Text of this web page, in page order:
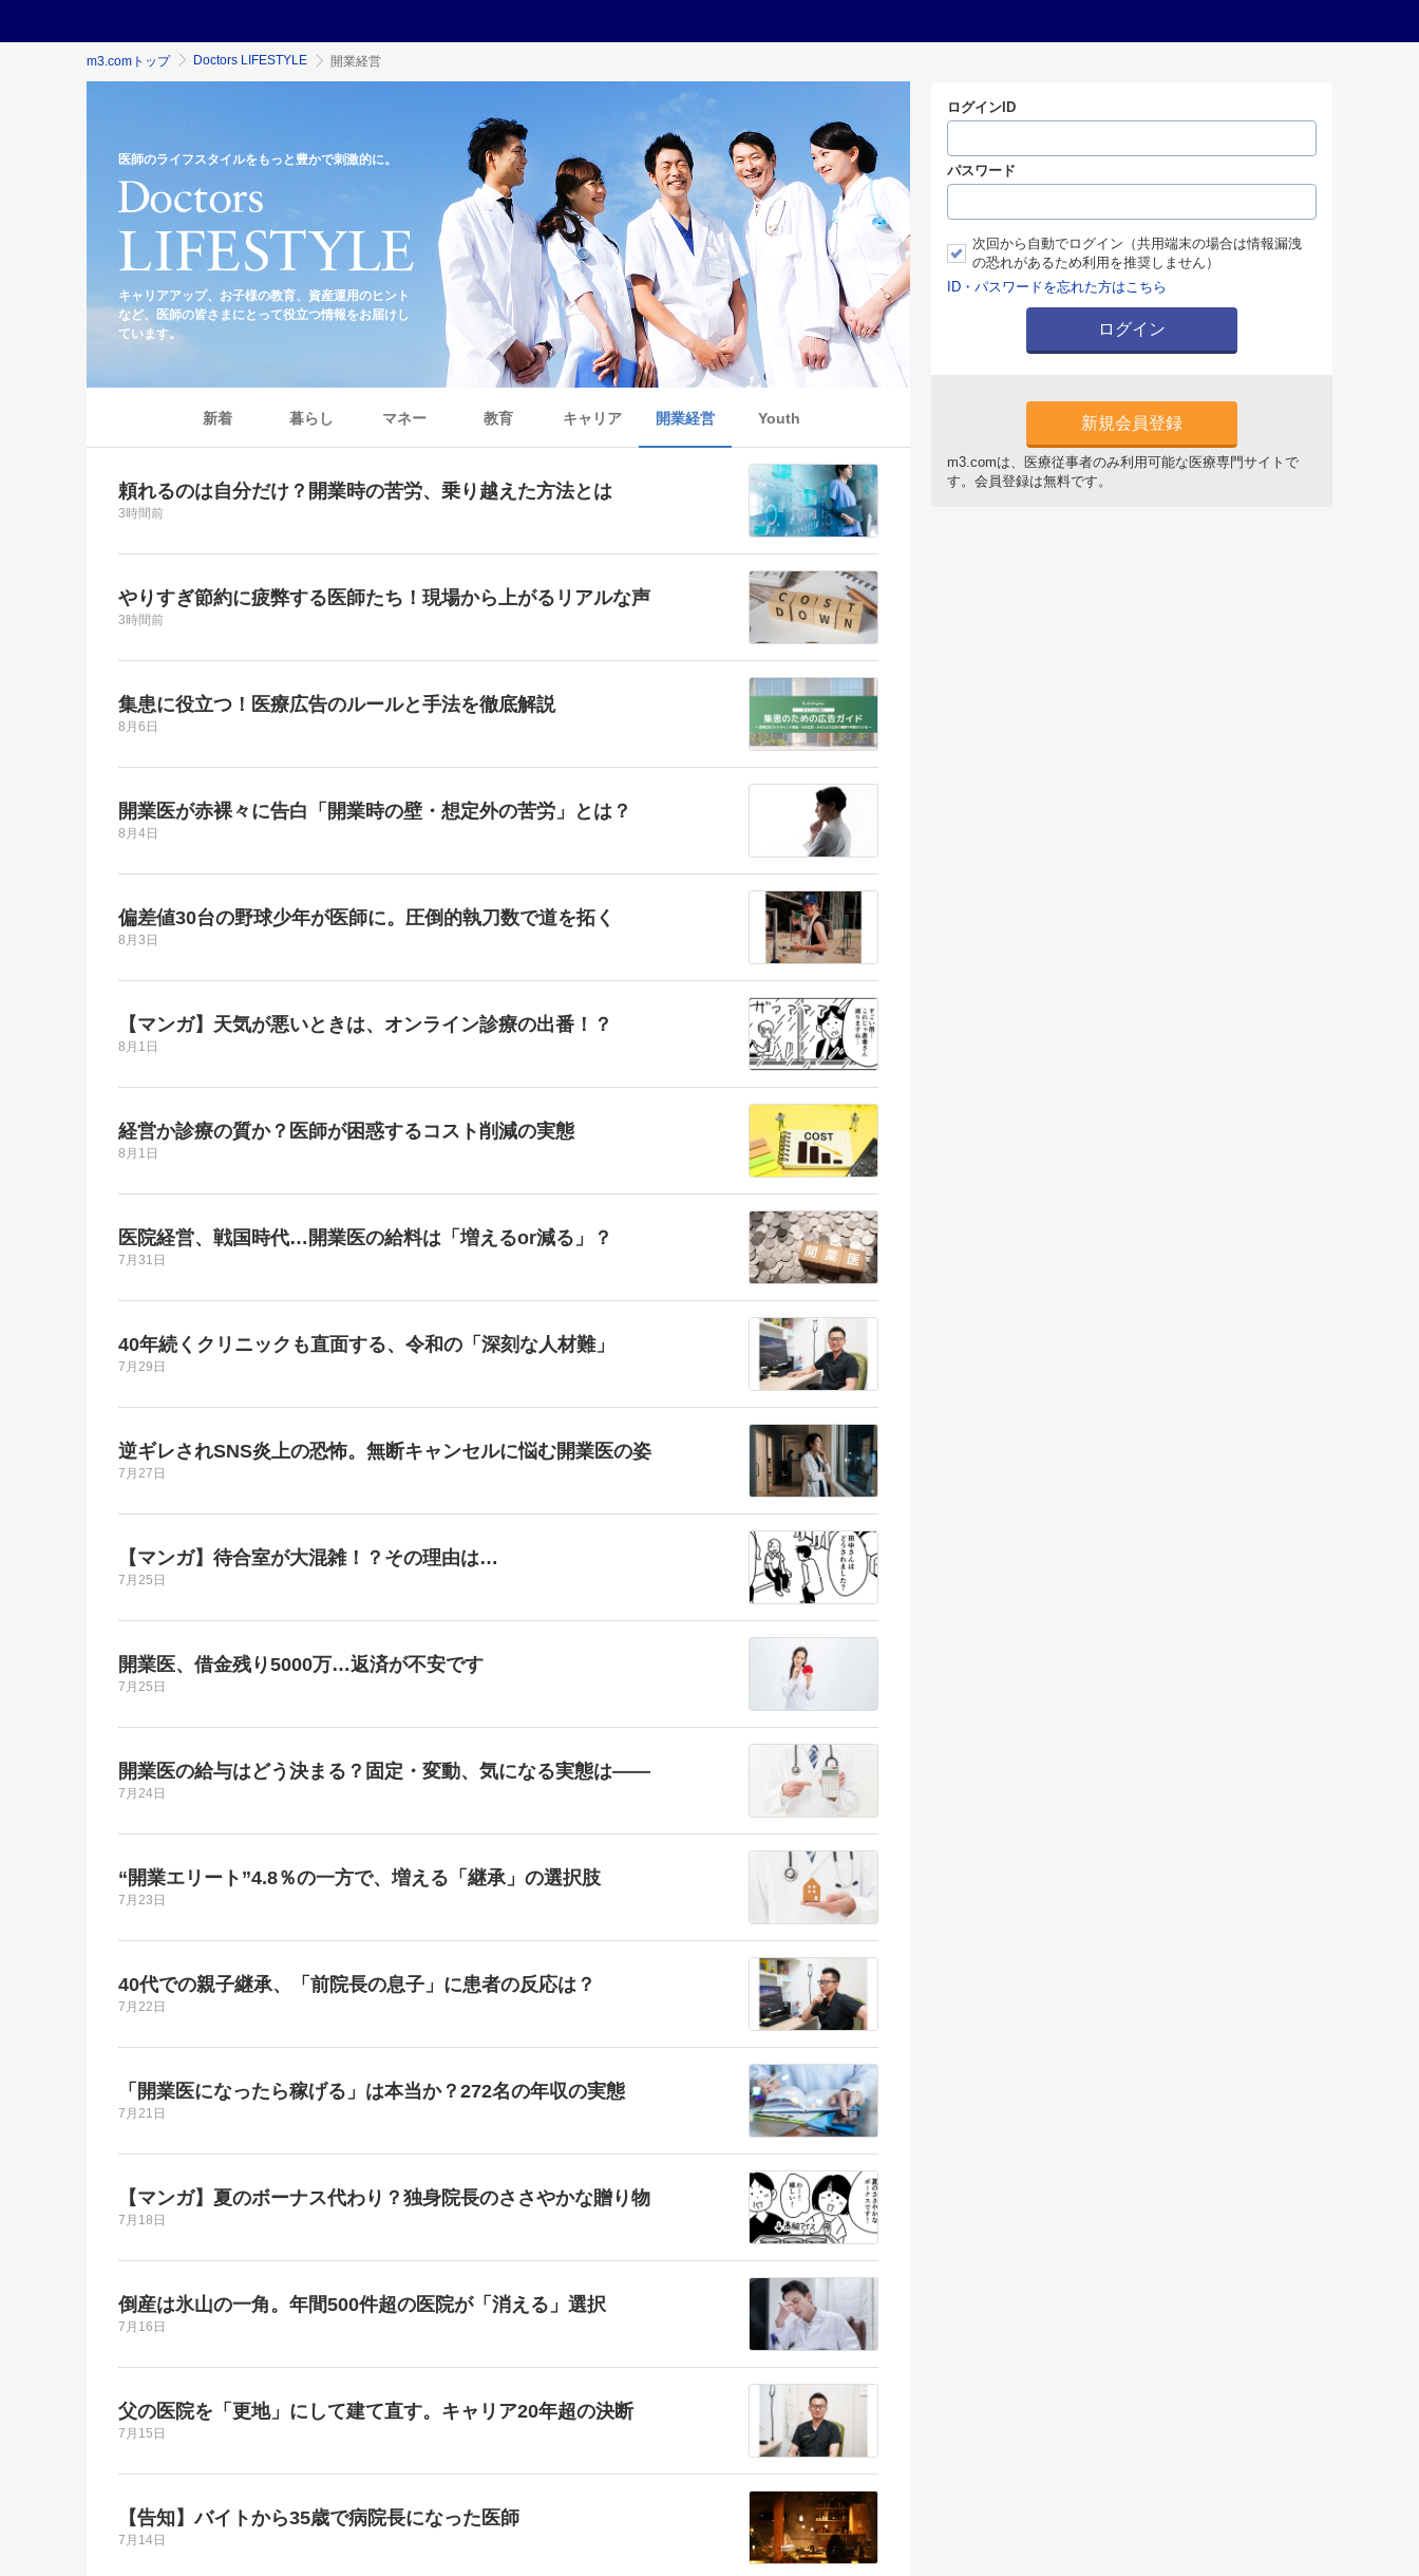
m3.comトップ Doctors LIFESTYLE 開業経営
医師のライフスタイルをもっと豊かで刺激的に。
キャリアアップ、お子様の教育、資産運用のヒント
など、医師の皆さまにとって役立つ情報をお届けし
ています。
新着 暮らし マネー 教育 キャリア 開業経営 Youth
頼れるのは自分だけ？開業時の苦労、乗り越えた方法とは
3時間前
やりすぎ節約に疲弊する医師たち！現場から上がるリアルな声
3時間前
集患に役立つ！医療広告のルールと手法を徹底解説
8月6日
開業医が赤裸々に告白「開業時の壁・想定外の苦労」とは？
8月4日
偏差値30台の野球少年が医師に。圧倒的執刀数で道を拓く
8月3日
【マンガ】天気が悪いときは、オンライン診療の出番！？
8月1日
経営か診療の質か？医師が困惑するコスト削減の実態
8月1日
医院経営、戦国時代…開業医の給料は「増えるor減る」？
7月31日
40年続くクリニックも直面する、令和の「深刻な人材難」
7月29日
逆ギレされSNS炎上の恐怖。無断キャンセルに悩む開業医の姿
7月27日
【マンガ】待合室が大混雑！？その理由は…
7月25日
開業医、借金残り5000万…返済が不安です
7月25日
開業医の給与はどう決まる？固定・変動、気になる実態は――
7月24日
“開業エリート”4.8％の一方で、増える「継承」の選択肢
7月23日
40代での親子継承、「前院長の息子」に患者の反応は？
7月22日
「開業医になったら稼げる」は本当か？272名の年収の実態
7月21日
【マンガ】夏のボーナス代わり？独身院長のささやかな贈り物
7月18日
倒産は氷山の一角。年間500件超の医院が「消える」選択
7月16日
父の医院を「更地」にして建て直す。キャリア20年超の決断
7月15日
【告知】バイトから35歳で病院長になった医師
7月14日
ログインID
パスワード
次回から自動でログイン（共用端末の場合は情報漏洩
の恐れがあるため利用を推奨しません）
ID・パスワードを忘れた方はこちら
ログイン
新規会員登録
m3.comは、医療従事者のみ利用可能な医療専門サイトで
す。会員登録は無料です。